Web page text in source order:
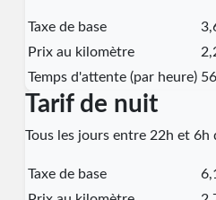
Taxe de base
Prix au kilomètre
Temps d'attente (par heure)
Tarif de nuit
Tous les jours entre 22h et 6h
Taxe de base